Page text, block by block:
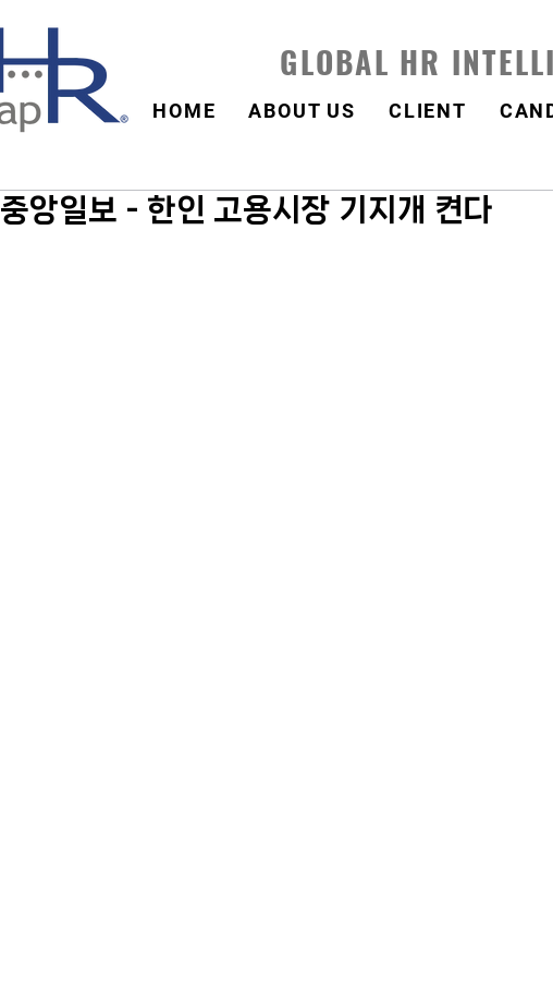
GLOBAL HR
HOME ABOUT US CLIENT
중앙일보 - 한인 고용시장 기지개 켠다